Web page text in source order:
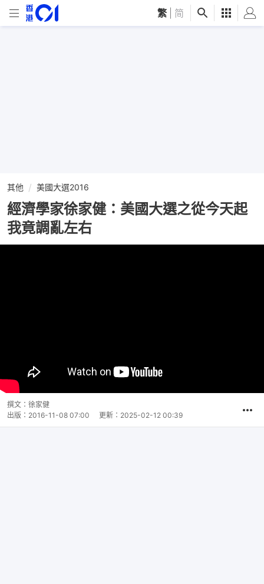
繁 简
其他 美國大選2016
經濟學家徐家健：美國大選之從今天起
我竟調亂左右
撰文： 徐家健
出版： 2016-11-08 07:00 更新： 2025-02-12 00:39